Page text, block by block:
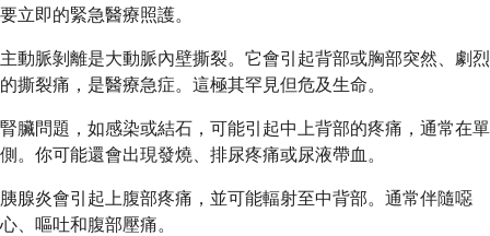
要立即的緊急醫療照護。
主動脈剝離是大動脈內壁撕裂。它會引起背部或胸部突然、劇烈
的撕裂痛，是醫療急症。這極其罕見但危及生命。
腎臟問題，如感染或結石，可能引起中上背部的疼痛，通常在單
側。你可能還會出現發燒、排尿疼痛或尿液帶血。
胰腺炎會引起上腹部疼痛，並可能輻射至中背部。通常伴隨噁
心、嘔吐和腹部壓痛。